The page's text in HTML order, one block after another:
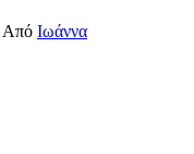
Από Ιωάννα